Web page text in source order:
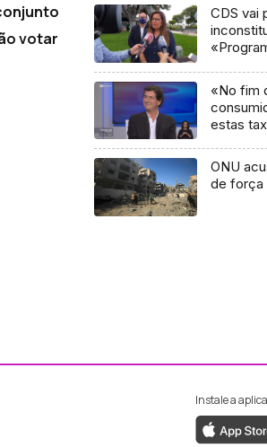
votar
CDS vai
«No fim
estas
ONU
de força
ao Facebook da RTP
ao Instagram da
Instale a